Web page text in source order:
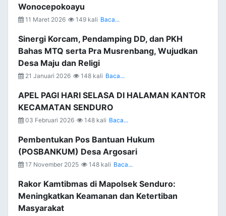
Wonocepokoayu
11 Maret 2026 149 kali Baca...
Sinergi Korcam, Pendamping DD, dan PKH
Bahas MTQ serta Pra Musrenbang, Wujudkan
Desa Maju dan Religi
21 Januari 2026 148 kali Baca...
APEL PAGI HARI SELASA DI HALAMAN KANTOR
KECAMATAN SENDURO
03 Februari 2026 148 kali Baca...
Pembentukan Pos Bantuan Hukum
(POSBANKUM) Desa Argosari
17 November 2025 148 kali Baca...
Rakor Kamtibmas di Mapolsek Senduro:
Meningkatkan Keamanan dan Ketertiban
Masyarakat